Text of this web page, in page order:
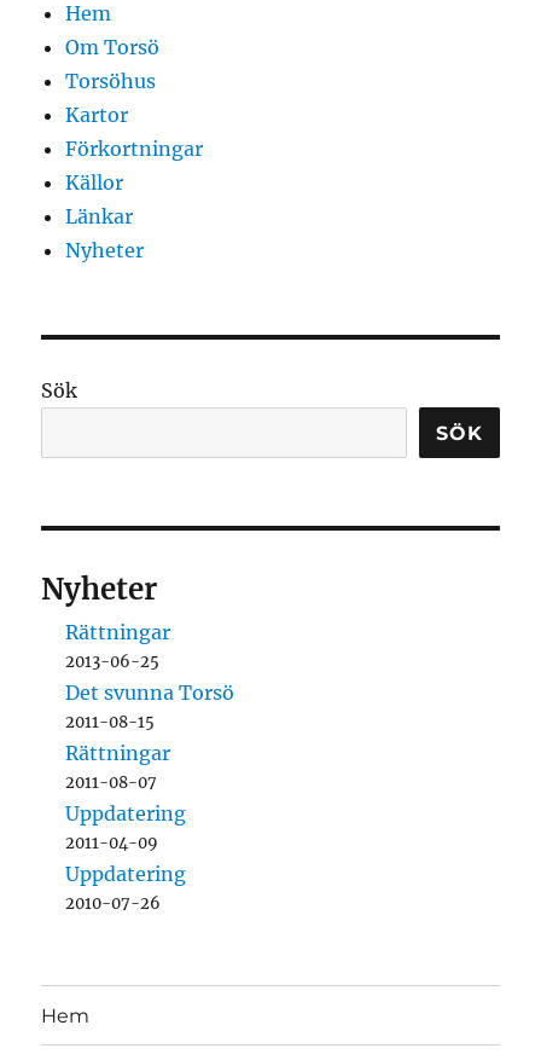
Hem
Om Torsö
Torsöhus
Kartor
Förkortningar
Källor
Länkar
Nyheter
Sök
SÖK
Nyheter
Rättningar
2013-06-25
Det svunna Torsö
2011-08-15
Rättningar
2011-08-07
Uppdatering
2011-04-09
Uppdatering
2010-07-26
Hem